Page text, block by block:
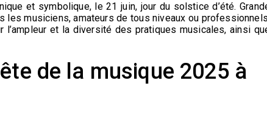
et symbolique, le 21 juin, jour du solstice d’été.
les musiciens, amateurs de tous niveaux ou
et la diversité des pratiques musicales, ainsi
de la musique 2025 à